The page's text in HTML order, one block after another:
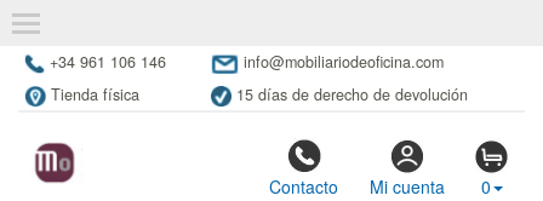
+34 961 106 146
info@mobiliariodeoficina.com
Tienda física
15 días de derecho de devolución
Contacto Mi cuenta 0